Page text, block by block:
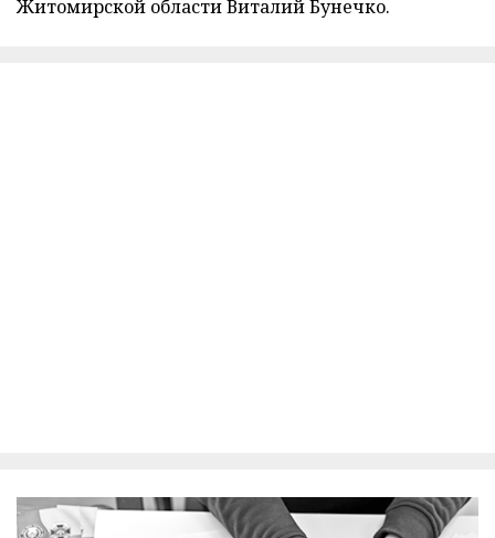
Житомирской области Виталий Бунечко.